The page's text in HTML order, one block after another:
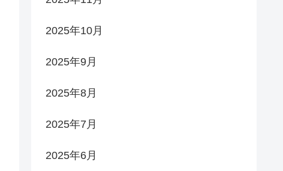
2025年10月
2025年9月
2025年8月
2025年7月
2025年6月